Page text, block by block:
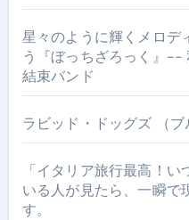
星々のように輝くメロデ
う『ぼっちざろっく』
結束バンド
ラビッド・ドッグズ （ブ
「イタリア旅行最高！
いる人が見たら、一瞬で
す。